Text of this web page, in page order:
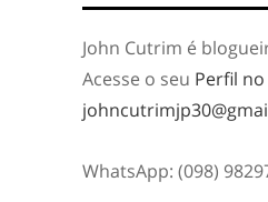
John Cutrim é
Acesse o seu Perfil
WhatsApp: (098)